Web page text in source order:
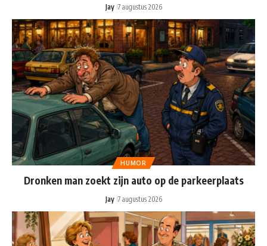
Jay 7 augustus 2026
HUMOR
Dronken man zoekt zijn auto op de parkeerplaats
Jay 7 augustus 2026